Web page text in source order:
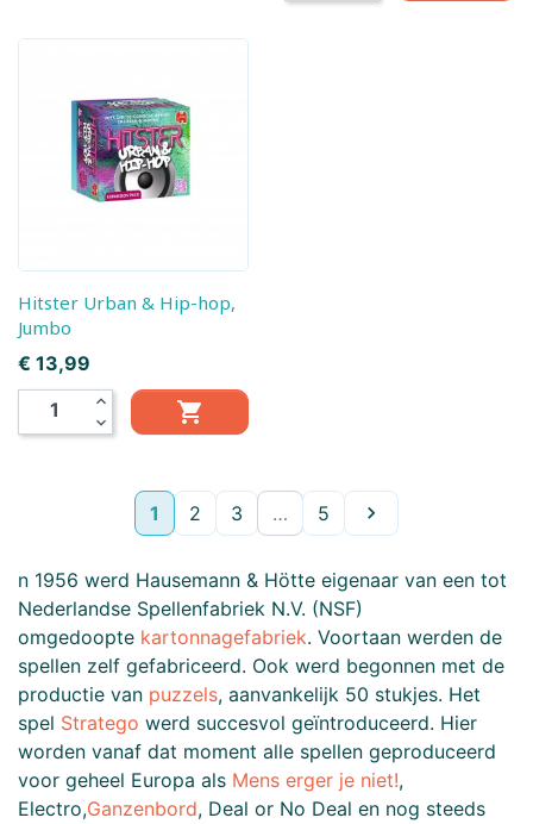
Hitster Urban & Hip-hop,
Jumbo
Prijs
€ 13,99
expand_less
expand_more

1 2 3 … 5 Volgende

n 1956 werd Hausemann & Hötte eigenaar van een tot
Nederlandse Spellenfabriek N.V. (NSF)
omgedoopte kartonnagefabriek. Voortaan werden de
spellen zelf gefabriceerd. Ook werd begonnen met de
productie van puzzels, aanvankelijk 50 stukjes. Het
spel Stratego werd succesvol geïntroduceerd. Hier
worden vanaf dat moment alle spellen geproduceerd
voor geheel Europa als Mens erger je niet!,
Electro,Ganzenbord, Deal or No Deal en nog steeds